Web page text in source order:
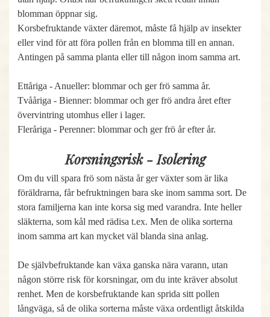
blomman öppnar sig.
Korsbefruktande växter däremot, måste få hjälp av insekter
eller vind för att föra pollen från en blomma till en annan.
Antingen på samma planta eller till någon inom samma art.
Ettåriga - Anueller: blommar och ger frö samma år.
Tvååriga - Bienner: blommar och ger frö andra året efter
övervintring utomhus eller i lager.
Fleråriga - Perenner: blommar och ger frö år efter år.
Korsningsrisk - Isolering
Om du vill spara frö som nästa år ger växter som är lika
föräldrarna, får befruktningen bara ske inom samma sort. De
stora familjerna kan inte korsa sig med varandra. Inte heller
släkterna, som kål med rädisa t.ex. Men de olika sorterna
inom samma art kan mycket väl blanda sina anlag.
De självbefruktande kan växa ganska nära varann, utan
någon större risk för korsningar, om du inte kräver absolut
renhet. Men de korsbefruktande kan sprida sitt pollen
långväga, så de olika sorterna måste växa ordentligt åtskilda